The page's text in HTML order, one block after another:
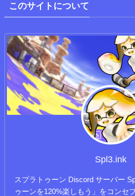
このサイトについて
Spl3.ink
スプラトゥーン Discord サーバー
ゥーンを120%楽しもう」をコンセ